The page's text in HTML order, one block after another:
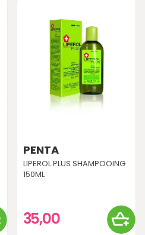
PENTA
LIPEROL PLUS SHAMPOOING
150ML
35,00